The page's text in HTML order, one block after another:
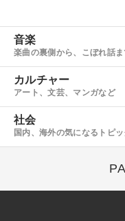
音楽
楽曲の裏側から、こぼれ話
カルチャー
アート、文芸、マンガなど
社会
国内、海外の気になるトピッ